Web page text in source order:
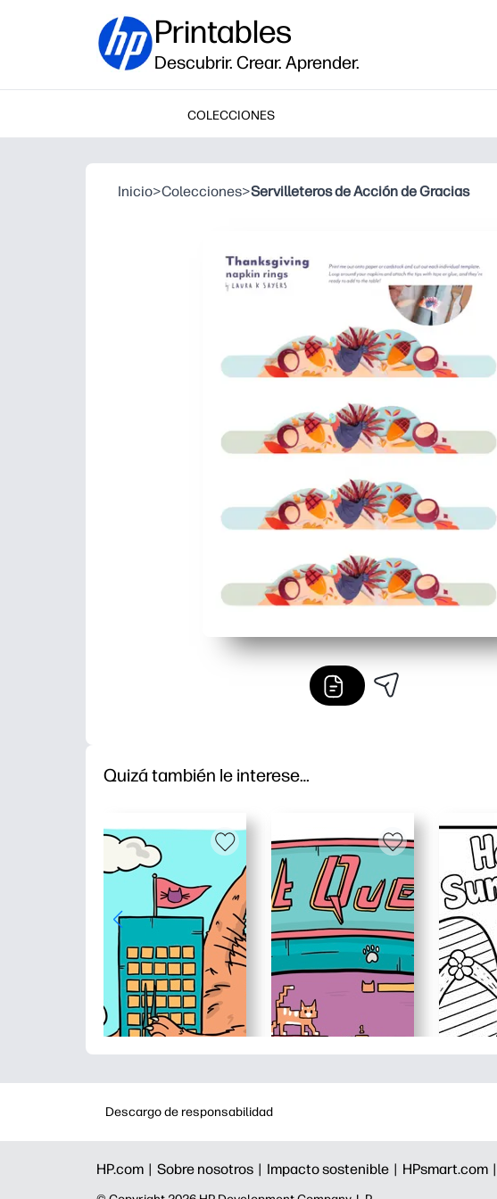
Printables
Descubrir. Crear. Aprender.
COLECCIONES
Inicio>Colecciones>Servilleteros de Acción de Gracias
Quizá también le interese…
Descargo de responsabilidad
HP.com | Sobre nosotros | Impacto sostenible | HPsmart.com |